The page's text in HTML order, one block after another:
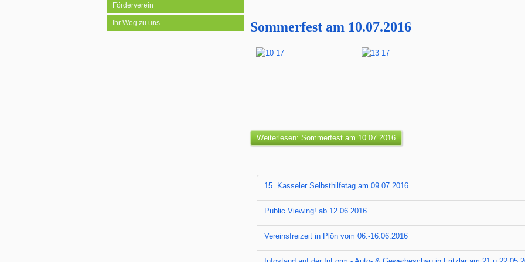
Förderverein
Ihr Weg zu uns Sommerfest am 10.07.2016
Weiterlesen: Sommerfest am 10.07.2016
15. Kasseler Selbsthilfetag am 09.07.2016
Public Viewing! ab 12.06.2016
Vereinsfreizeit in Plön vom 06.-16.06.2016